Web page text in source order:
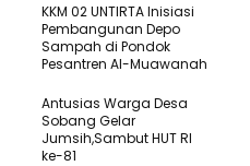
KKM 02 UNTIRTA Inisiasi
Pembangunan Depo
Sampah di Pondok
Pesantren Al-Muawanah
Antusias Warga Desa
Sobang Gelar
Jumsih,Sambut HUT RI
ke-81